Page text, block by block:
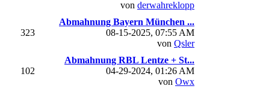
von derwahreklopp
323
Abmahnung Bayern München ...
08-15-2025, 07:55 AM
von Qsler
102
Abmahnung RBL Lentze + St...
04-29-2024, 01:26 AM
von Owx